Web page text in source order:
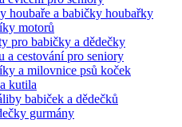
houbaře a babičky houbařky
motorů
pro babičky a dědečky
a cestování pro seniory
a milovnice psů koček
kutila
babiček a dědečků
gurmány